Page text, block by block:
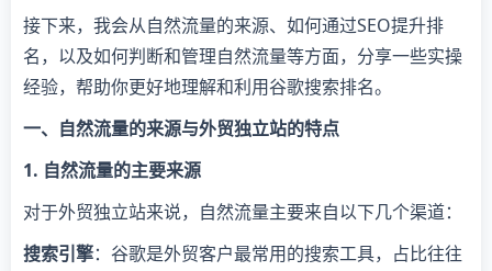
接下来，我会从自然流量的来源、如何通过SEO提升排
名，以及如何判断和管理自然流量等方面，分享一些实操
经验，帮助你更好地理解和利用谷歌搜索排名。
一、自然流量的来源与外贸独立站的特点
1. 自然流量的主要来源
对于外贸独立站来说，自然流量主要来自以下几个渠道：
搜索引擎：谷歌是外贸客户最常用的搜索工具，占比往往